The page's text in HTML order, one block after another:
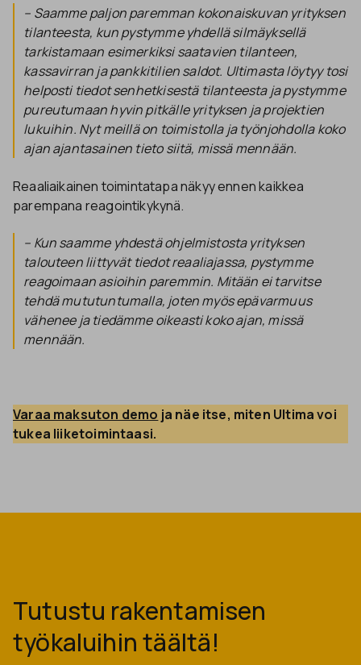
– Saamme paljon paremman kokonaiskuvan yrityksen
tilanteesta, kun pystymme yhdellä silmäyksellä
tarkistamaan esimerkiksi saatavien tilanteen,
kassavirran ja pankkitilien saldot. Ultimasta löytyy tosi
helposti tiedot senhetkisestä tilanteesta ja pystymme
pureutumaan hyvin pitkälle yrityksen ja projektien
lukuihin. Nyt meillä on toimistolla ja työnjohdolla koko
ajan ajantasainen tieto siitä, missä mennään.
Reaaliaikainen toimintatapa näkyy ennen kaikkea
parempana reagointikykynä.
– Kun saamme yhdestä ohjelmistosta yrityksen
talouteen liittyvät tiedot reaaliajassa, pystymme
reagoimaan asioihin paremmin. Mitään ei tarvitse
tehdä mututuntumalla, joten myös epävarmuus
vähenee ja tiedämme oikeasti koko ajan, missä
mennään.
Varaa maksuton demo ja näe itse, miten Ultima voi
tukea liiketoimintaasi.
Tutustu rakentamisen
työkaluihin täältä!